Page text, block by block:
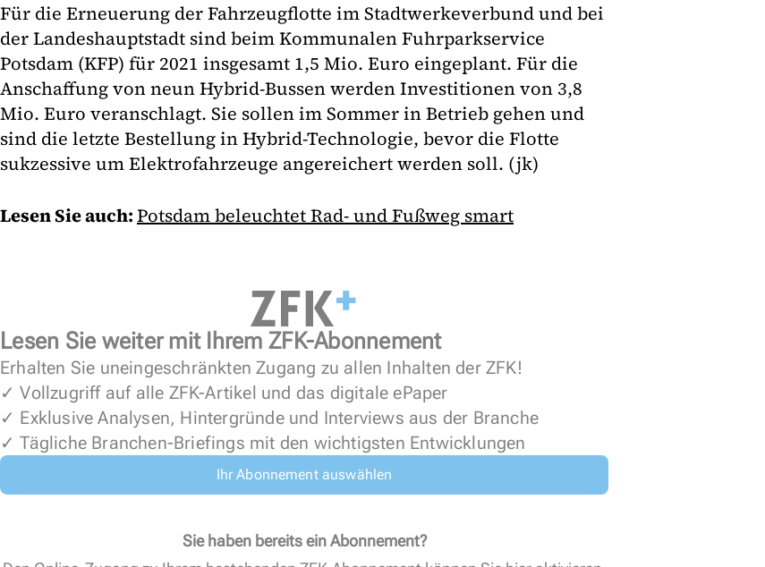
Für die Erneuerung der Fahrzeugflotte im Stadtwerkeverbund und bei
der Landeshauptstadt sind beim Kommunalen Fuhrparkservice
Potsdam (KFP) für 2021 insgesamt 1,5 Mio. Euro eingeplant. Für die
Anschaffung von neun Hybrid-Bussen werden Investitionen von 3,8
Mio. Euro veranschlagt. Sie sollen im Sommer in Betrieb gehen und
sind die letzte Bestellung in Hybrid-Technologie, bevor die Flotte
sukzessive um Elektrofahrzeuge angereichert werden soll. (jk)
Lesen Sie auch:Potsdam beleuchtet Rad- und Fußweg smart
Lesen Sie weiter mit Ihrem ZFK-Abonnement
Erhalten Sie uneingeschränkten Zugang zu allen Inhalten der ZFK!
✓ Vollzugriff auf alle ZFK-Artikel und das digitale ePaper
✓ Exklusive Analysen, Hintergründe und Interviews aus der Branche
✓ Tägliche Branchen-Briefings mit den wichtigsten Entwicklungen
Ihr Abonnement auswählen
Sie haben bereits ein Abonnement?